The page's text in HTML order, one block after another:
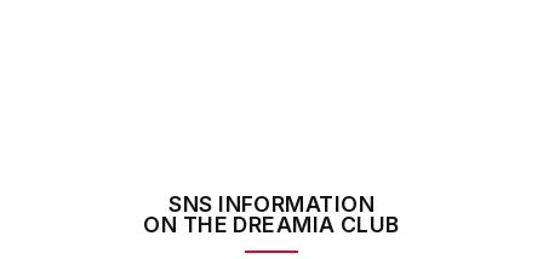
SNS INFORMATION
ON THE DREAMIA CLUB